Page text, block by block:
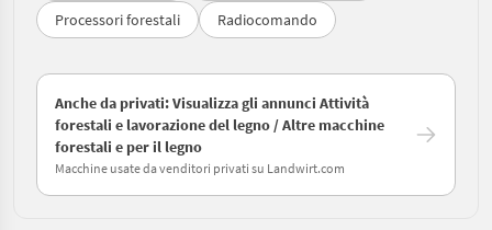
Processori forestali
Radiocomando
Anche da privati: Visualizza gli annunci Attività
forestali e lavorazione del legno / Altre macchine
forestali e per il legno
Macchine usate da venditori privati su Landwirt.com